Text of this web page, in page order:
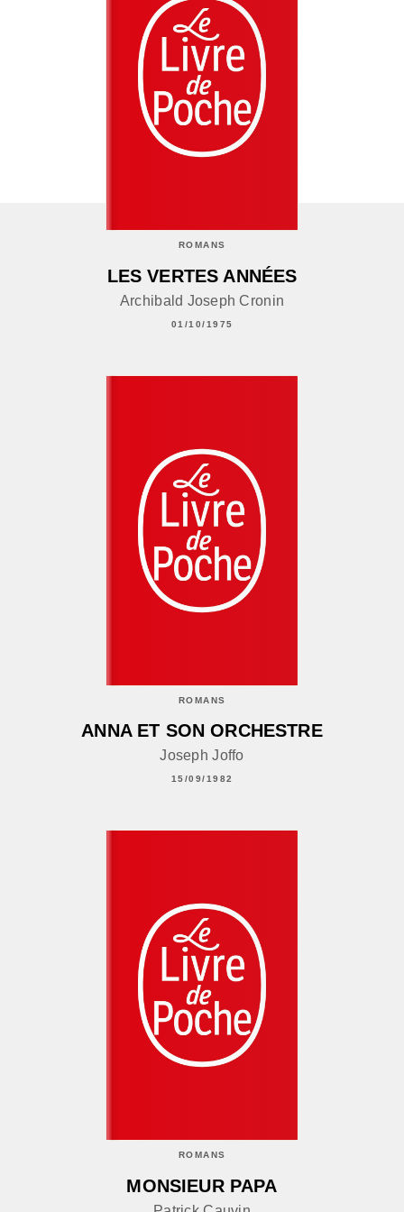
ROMANS
LES VERTES ANNÉES
Archibald Joseph Cronin
01/10/1975
ROMANS
ANNA ET SON ORCHESTRE
Joseph Joffo
15/09/1982
ROMANS
MONSIEUR PAPA